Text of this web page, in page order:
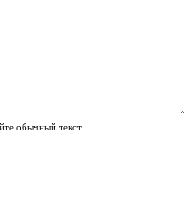
обычный текст.